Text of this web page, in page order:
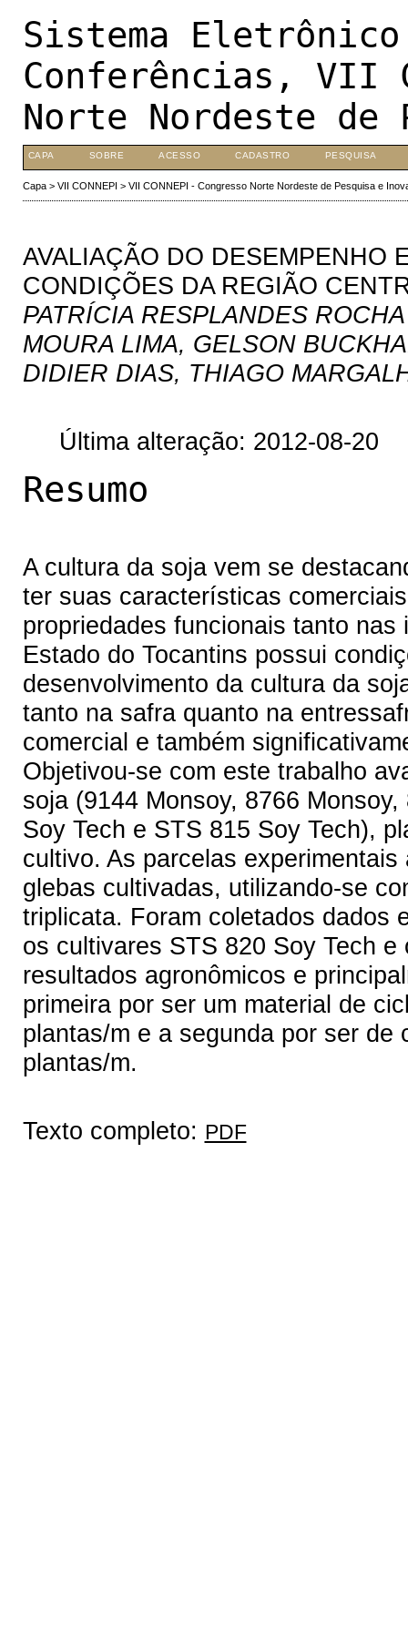
Sistema
Conferências, VII
Norte Nordeste de
CAPA SOBRE ACESSO CADASTRO PESQUISA
Capa> VII CONNEPI > VII CONNEPI - Congresso Norte Nordeste de Pesquisa e
AVALIAÇÃO DO DESEMPENHO
CONDIÇÕES DA REGIÃO
PATRÍCIA RESPLANDES
MOURA LIMA, GELSON
DIDIER DIAS, THIAGO
Última alteração: 2012-08-20
Resumo
A cultura da soja vem se
ter suas características
propriedades funcionais tanto
Estado do Tocantins possui
desenvolvimento da cultura da
tanto na safra quanto na
comercial e também
Objetivou-se com este trabalho
soja (9144 Monsoy, 8766
Soy Tech e STS 815 Soy Tech),
cultivo. As parcelas
glebas cultivadas, utilizando-se
triplicata. Foram coletados dados
os cultivares STS 820 Soy Tech
resultados agronômicos e
primeira por ser um material de
plantas/m e a segunda por ser de
plantas/m.
Texto completo: PDF